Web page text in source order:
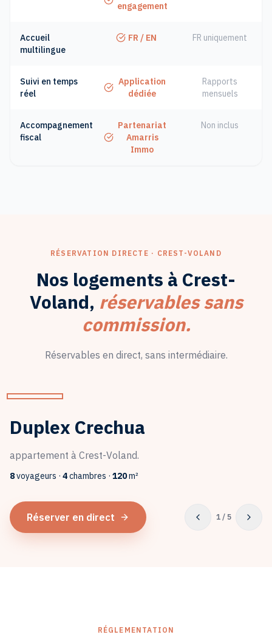
engagement
Accueil
multilingue
FR / EN FR uniquement
Suivi en temps
réel
Application
dédiée
Rapports
mensuels
Accompagnement
fiscal
Partenariat
Amarris
Immo
Non inclus
RÉSERVATION DIRECTE · CREST-VOLAND
Nos logements à Crest-
Voland, réservables sans
commission.
Réservables en direct, sans intermédiaire.
Duplex Crechua
appartement à Crest-Voland.
8voyageurs · 4chambres · 120m²
Réserver en direct 1/ 5
RÉGLEMENTATION